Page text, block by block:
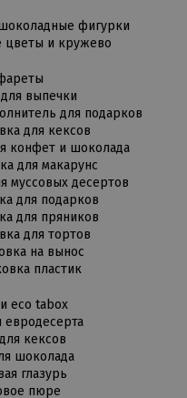
фигурки
цветы и кружево
выпечки
для подарков
для кексов
конфет и шоколада
для макарунс
муссовых десертов
для подарков
для пряников
для тортов
на вынос
пластик
eco tabox
кексов
шоколада
глазурь
пюре